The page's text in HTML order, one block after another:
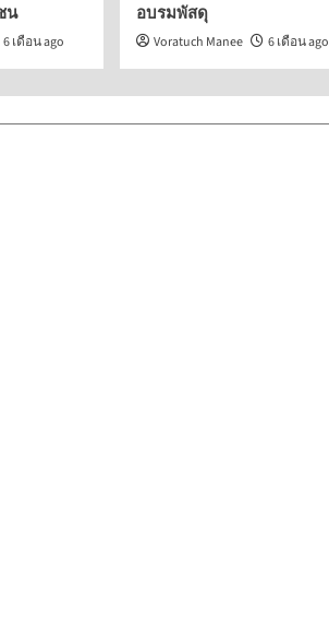
น
6 เดือน ago
อบรมพัสดุ
Voratuch Manee 6 เดือน ago